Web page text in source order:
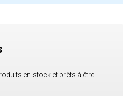
en stock et prêts à être